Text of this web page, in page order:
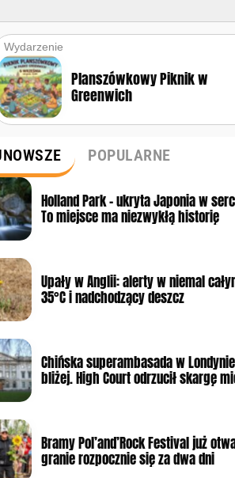
Wydarzenie
Planszówkowy Piknik w
Greenwich
POPULARNE
Holland Park – ukryta Japonia w
To miejsce ma niezwykłą historię
Upały w Anglii: alerty w niemal
35°C i nadchodzący deszcz
Chińska superambasada w
bliżej. High Court odrzucił skargę
Bramy Pol’and’Rock Festival już
granie rozpocznie się za dwa dni